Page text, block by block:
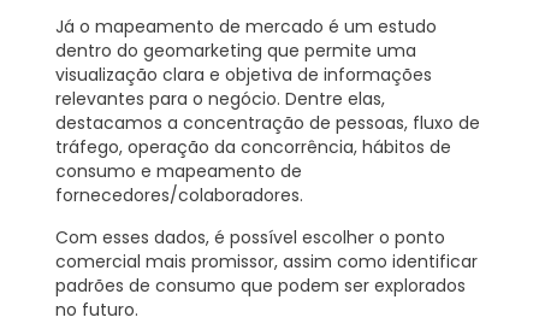
Já o mapeamento de mercado é um estudo
dentro do geomarketing que permite uma
visualização clara e objetiva de informações
relevantes para o negócio. Dentre elas,
destacamos a concentração de pessoas, fluxo de
tráfego, operação da concorrência, hábitos de
consumo e mapeamento de
fornecedores/colaboradores.
Com esses dados, é possível escolher o ponto
comercial mais promissor, assim como identificar
padrões de consumo que podem ser explorados
no futuro.